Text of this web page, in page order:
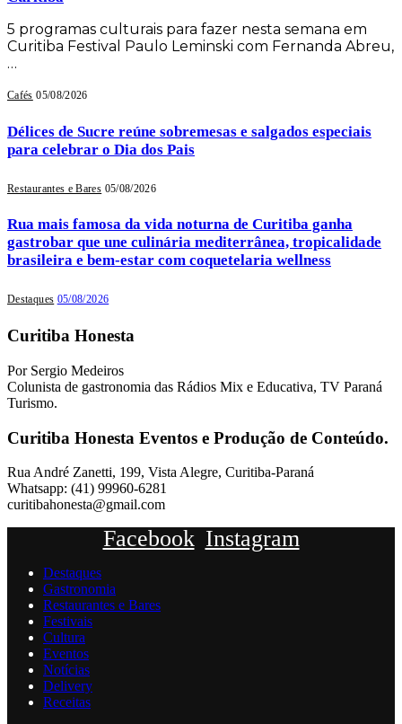
5 programas culturais para fazer nesta semana em
Curitiba Festival Paulo Leminski com Fernanda Abreu,
…
Cafés 05/08/2026
Délices de Sucre reúne sobremesas e salgados especiais
para celebrar o Dia dos Pais
Restaurantes e Bares 05/08/2026
Rua mais famosa da vida noturna de Curitiba ganha
gastrobar que une culinária mediterrânea, tropicalidade
brasileira e bem-estar com coquetelaria wellness
Destaques 05/08/2026
Curitiba Honesta
Por Sergio Medeiros
Colunista de gastronomia das Rádios Mix e Educativa, TV Paraná
Turismo.
Curitiba Honesta Eventos e Produção de Conteúdo.
Rua André Zanetti, 199, Vista Alegre, Curitiba-Paraná
Whatsapp: (41) 99960-6281
curitibahonesta@gmail.com
Facebook Instagram
Destaques
Gastronomia
Restaurantes e Bares
Festivais
Cultura
Eventos
Notícias
Delivery
Receitas